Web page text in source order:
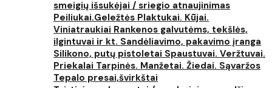
smeigių išsukėjai / sriegio atnaujinimas
Peiliukai.Geležtės Plaktukai. Kūjai.
Viniatraukiai Rankenos galvutėms, tekšlės,
ilgintuvai ir kt. Sandėliavimo, pakavimo įranga
Silikono, putų pistoletai Spaustuvai. Veržtuvai.
Priekalai Tarpinės. Manžetai. Žiedai. Sąvaržos
Tepalo presai,švirkštai